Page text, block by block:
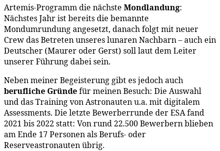
Artemis-Programm die nächste Mondlandung:
Nächstes Jahr ist bereits die bemannte
Mondumrundung angesetzt, danach folgt mit neuer
Crew das Betreten unseres lunaren Nachbarn – auch ein
Deutscher (Maurer oder Gerst) soll laut dem Leiter
unserer Führung dabei sein.
Neben meiner Begeisterung gibt es jedoch auch
berufliche Gründefür meinen Besuch: Die Auswahl
und das Training von Astronauten u.a. mit digitalem
Assessments. Die letzte Bewerberrunde der ESA fand
2021 bis 2022 statt: Von rund 22.500 Bewerbern blieben
am Ende 17 Personen als Berufs- oder
Reserveastronauten übrig.